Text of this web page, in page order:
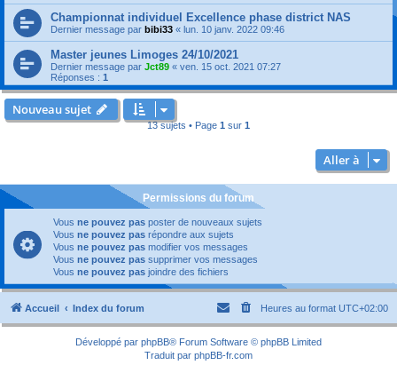
Championnat individuel Excellence phase district NAS
Dernier message par bibi33 « lun. 10 janv. 2022 09:46
Master jeunes Limoges 24/10/2021
Dernier message par Jct89 « ven. 15 oct. 2021 07:27
Réponses : 1
Nouveau sujet
13 sujets • Page 1 sur 1
Aller à
Permissions du forum
Vous ne pouvez pas poster de nouveaux sujets
Vous ne pouvez pas répondre aux sujets
Vous ne pouvez pas modifier vos messages
Vous ne pouvez pas supprimer vos messages
Vous ne pouvez pas joindre des fichiers
Accueil Index du forum Heures au format UTC+02:00
Développé par phpBB® Forum Software © phpBB Limited
Traduit par phpBB-fr.com